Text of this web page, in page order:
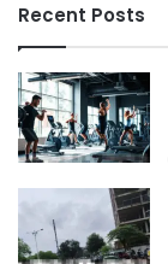
Recent Posts